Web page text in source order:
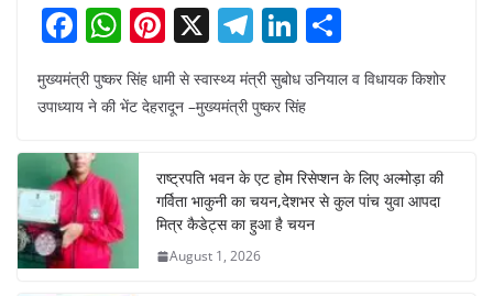
F
a
c
b
o
o
k
W
h
at
A
p
p
Pi
nt
er
e
st
X T
el
e
gr
a
m
Li
n
k
dI
n
ar
मुख्यमंत्री पुष्कर सिंह धामी से स्वास्थ्य मंत्री सुबोध उनियाल व विधायक किशोर
उपाध्याय ने की भेंट देहरादून –मुख्यमंत्री पुष्कर सिंह
राष्ट्रपति भवन के एट होम रिसेप्शन के लिए अल्मोड़ा की
गर्विता भाकुनी का चयन,देशभर से कुल पांच युवा आपदा
मित्र कैडेट्स का हुआ है चयन
August 1, 2026